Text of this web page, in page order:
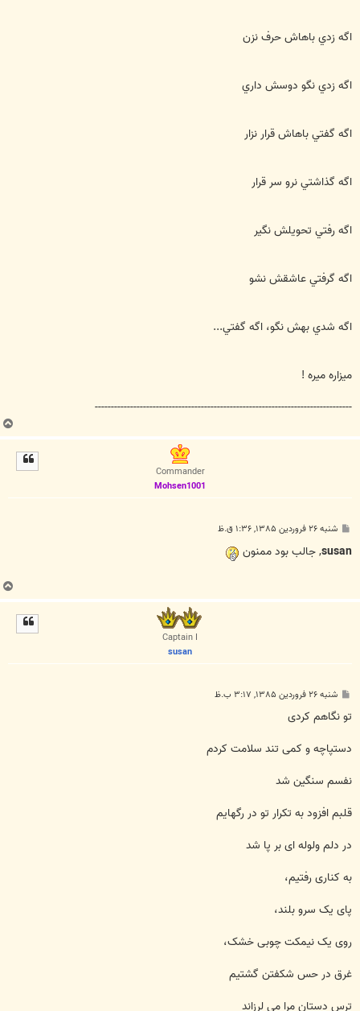
اگه زدي باهاش حرف نزن
اگه زدي نگو دوسش داري
اگه گفتي باهاش قرار نزار
اگه گذاشتي نرو سر قرار
اگه رفتي تحويلش نگير
اگه گرفتي عاشقش نشو
اگه شدي بهش نگو، اگه گفتي...
ميزاره ميره !
--------------------------------------------------------------------------------
ب
ا
Commander
Mohsen1001
پ
ت
شنبه ۲۶ فروردین ۱۳۸۵, ۱:۳۶ ق.ظ
susan, جالب بود ممنون
ب
ا
Captain I
susan
پ
ت
شنبه ۲۶ فروردین ۱۳۸۵, ۳:۱۷ ب.ظ
تو نگاهم کردی
دستپاچه و کمی تند سلامت کردم
نفسم سنگین شد
قلبم افزود به تکرار تو در رگهایم
در دلم ولوله ای بر پا شد
به کناری رفتیم،
پای یک سرو بلند،
روی یک نیمکت چوبی خشک،
غرق در حس شکفتن گشتیم
ترس دستان مرا می لرزاند